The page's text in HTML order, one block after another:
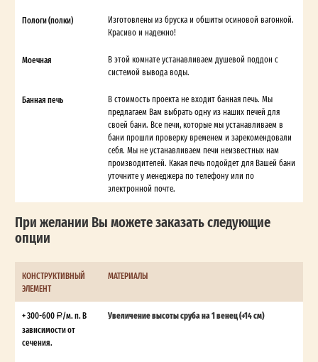
Пологи (полки)
Изготовлены из бруска и обшиты осиновой вагонкой.
Красиво и надежно!
Моечная
В этой комнате устанавливаем душевой поддон с
системой вывода воды.
Банная печь
В стоимость проекта не входит банная печь. Мы
предлагаем Вам выбрать одну из наших печей для
своей бани. Все печи, которые мы устанавливаем в
бани прошли проверку временем и зарекомендовали
себя. Мы не устанавливаем печи неизвестных нам
производителей. Какая печь подойдет для Вашей бани
уточните у менеджера по телефону или по
электронной почте.
При желании Вы можете заказать следующие
опции
КОНСТРУКТИВНЫЙ
ЭЛЕМЕНТ
МАТЕРИАЛЫ
+ 300-600
/м. п. В
зависимости от
сечения.
Увеличение высоты сруба на 1 венец (+14 см)